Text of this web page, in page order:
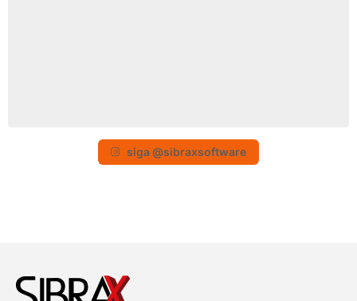
siga @sibraxsoftware